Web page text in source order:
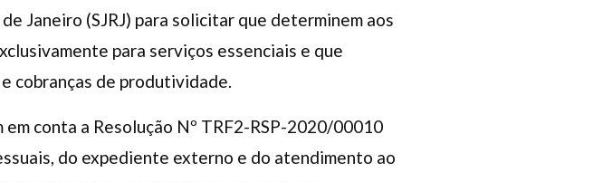
Janeiro (SJRJ) para solicitar que determinem aos
para serviços essenciais e que
cobranças de produtividade.
conta a Resolução Nº TRF2-RSP-2020/00010
do expediente externo e do atendimento ao